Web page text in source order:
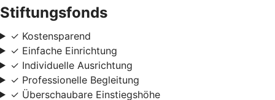
Stiftungsfonds
✓ Kostensparend
✓ Einfache Einrichtung
✓ Individuelle Ausrichtung
✓ Professionelle Begleitung
✓ Überschaubare Einstiegshöhe